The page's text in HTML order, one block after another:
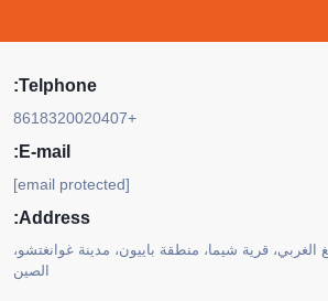
Telphone:
+8618320020407
E-mail:
[email protected]
Address:
الغربي، قرية شيما، منطقة باييون، مدينة غوانغتشو،
الصين